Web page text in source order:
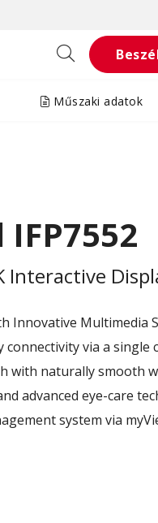
Műszaki adatok
Interactive
Innovative Multimedia
via a single
with naturally smooth
advanced eye-care
system via